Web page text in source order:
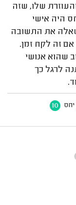
שלו, שזה
היה אישי
שאלה את התשובה
אם זה לקח זמן.
שהוא אנושי
לרגל כך
יחס 10